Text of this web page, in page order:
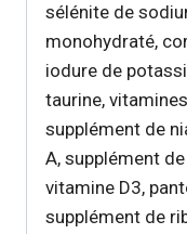
sélénite de
monohydraté,
iodure de
taurine,
supplément de
A, supplément
vitamine D3,
supplément de